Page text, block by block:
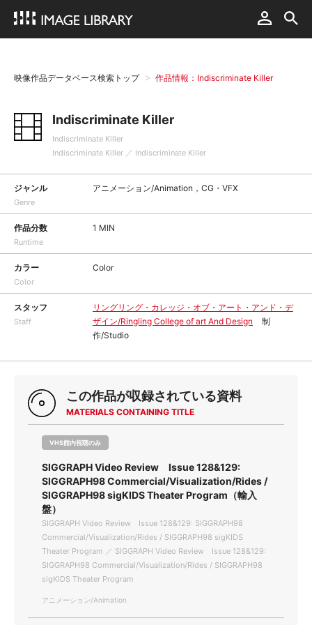
映像作品データベース検索トップ 作品情報：Indiscriminate Killer
Indiscriminate Killer
Indiscriminate Killer
Indiscriminate Killer ／ Indiscriminate Killer
ジャンル
Genre
アニメーション/Animation，CG・VFX
作品分数
Runtime
1 MIN
カラー
Color
Color
スタッフ
Staff
リングリング・カレッジ・オブ・アート・アンド・デ
ザイン/Ringling College of art And Design
制
作/Studio
この作品が収録されている資料
MATERIALS CONTAINING TITLE
VHS館内視聴のみ
SIGGRAPH Video Review Issue 128&129:
SIGGRAPH98 Commercial/Visualization/Rides /
SIGGRAPH98 sigKIDS Theater Program（輸入
盤）
SIGGRAPH Video Review Issue 128&129: SIGGRAPH98
Commercial/Visualization/Rides / SIGGRAPH98 sigKIDS
Theater Program ／ SIGGRAPH Video Review Issue 128&129:
SIGGRAPH98 Commercial/Visualization/Rides / SIGGRAPH98
sigKIDS Theater Program
アニメーション/Animation